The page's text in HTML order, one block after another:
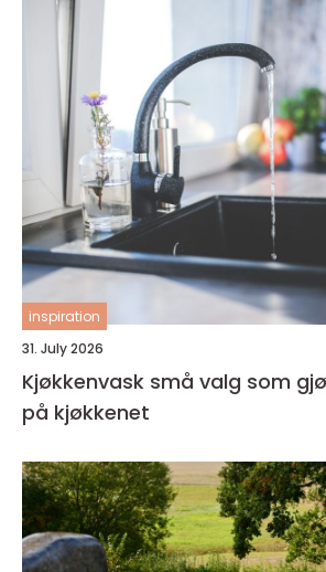
inspiration
31. July 2026
Kjøkkenvask små valg som gjør stor forskjell
på kjøkkenet